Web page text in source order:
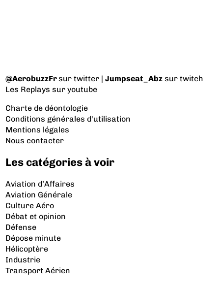
@AerobuzzFrsur twitter |Jumpseat_Abz sur twitch
Les Replays sur youtube
Charte de déontologie
Conditions générales d'utilisation
Mentions légales
Nous contacter
Les catégories à voir
Aviation d’Affaires
Aviation Générale
Culture Aéro
Débat et opinion
Défense
Dépose minute
Hélicoptère
Industrie
Transport Aérien